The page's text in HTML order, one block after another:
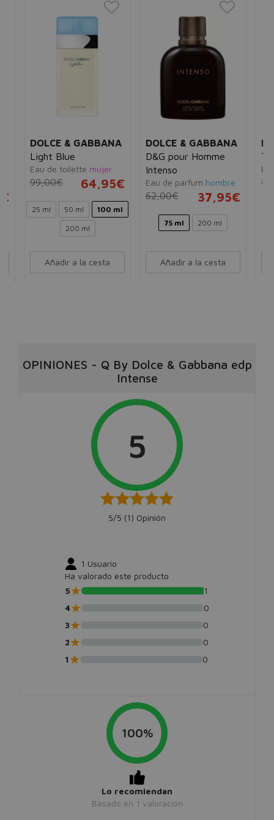
DOLCE & GABBANA
Light Blue
Eau de toilette mujer
99,00€ 64,95€
25 ml 50 ml 100 ml
200 ml
Añadir a la cesta
DOLCE & GABBANA
D&G pour Homme
Intenso
Eau de parfum hombre
62,00€ 37,95€
75 ml 200 ml
Añadir a la cesta
OPINIONES - Q By Dolce & Gabbana edp
Intense
5
5/5 (1) Opinión
1 Usuario
Ha valorado este producto
5★
1
4★
0
3★
0
2★
0
1★ 0
100%
Lo recomiendan
Basado en 1 valoración